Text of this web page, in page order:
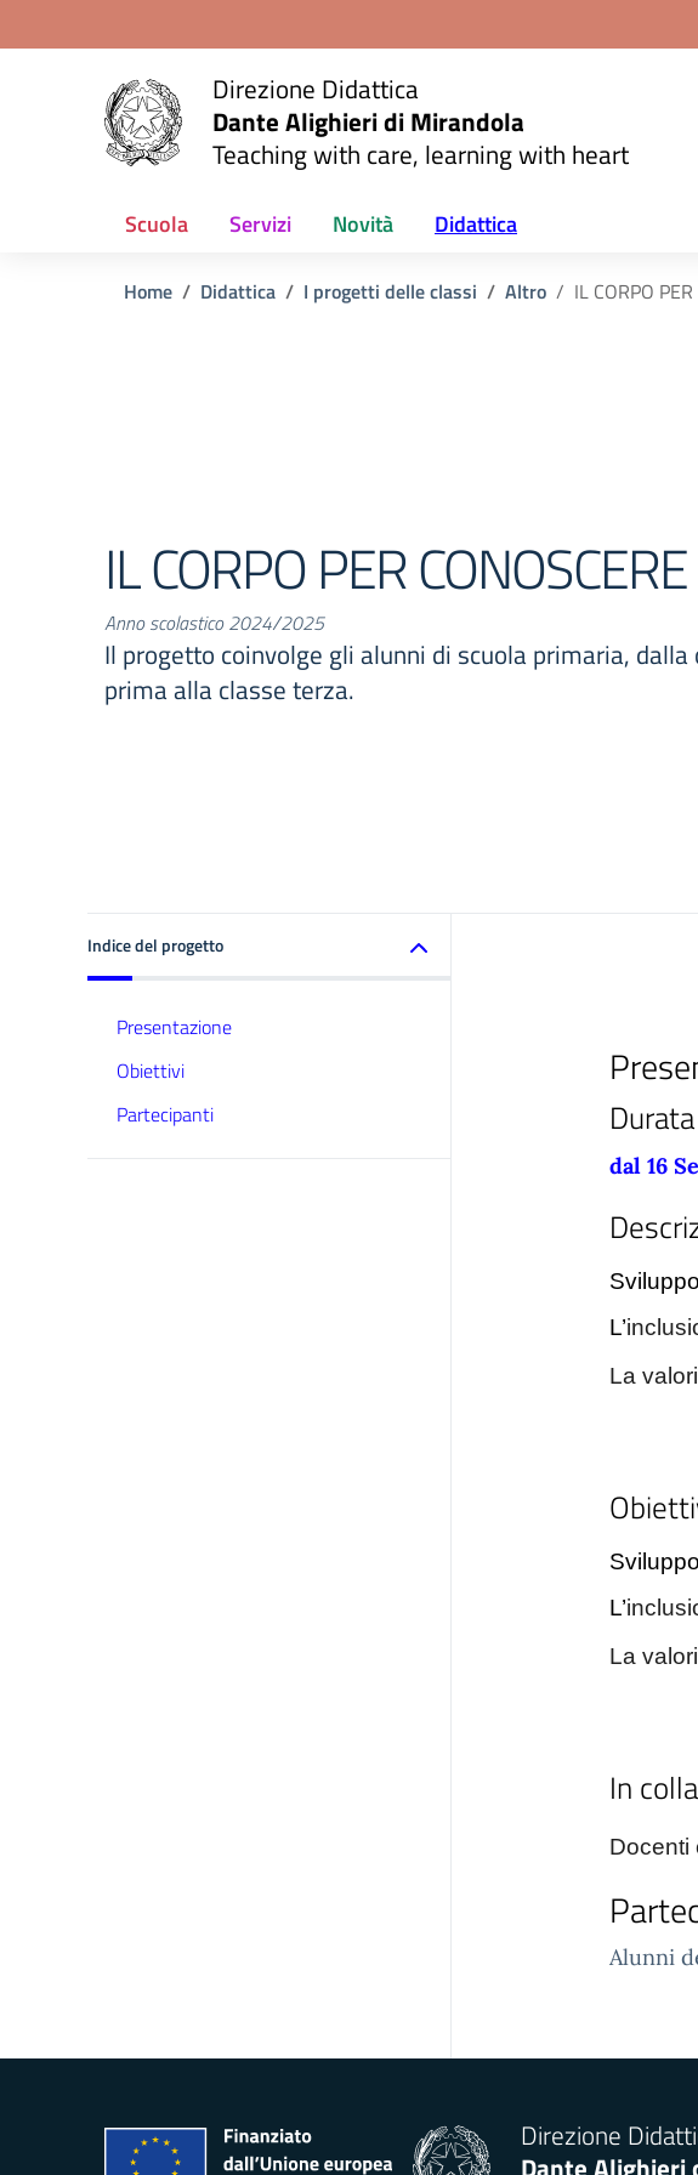
Direzione Didattica
Dante Alighieri di Mirandola
Teaching with care, learning with heart
Scuola Servizi Novità Didattica
Home Didattica I progetti delle classi Altro IL CORPO
IL CORPO PER
Anno scolastico 2024/2025
Il progetto coinvolge gli alunni di scuola primaria, dalla
prima alla classe terza.
Indice del progetto
Presentazione
Obiettivi
Partecipanti
Durata
dal 16
L’
La
L’
La
In
Docenti
Alunni
Direzione